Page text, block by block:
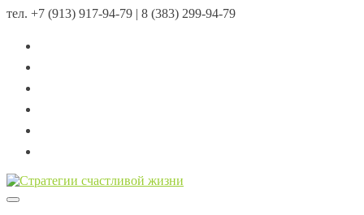
тел. +7 (913) 917-94-79 | 8 (383) 299-94-79
Menu